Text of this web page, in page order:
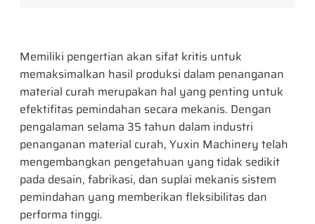
Memiliki pengertian akan sifat kritis untuk
memaksimalkan hasil produksi dalam penanganan
material curah merupakan hal yang penting untuk
efektifitas pemindahan secara mekanis. Dengan
pengalaman selama 35 tahun dalam industri
penanganan material curah, Yuxin Machinery telah
mengembangkan pengetahuan yang tidak sedikit
pada desain, fabrikasi, dan suplai mekanis sistem
pemindahan yang memberikan fleksibilitas dan
performa tinggi.